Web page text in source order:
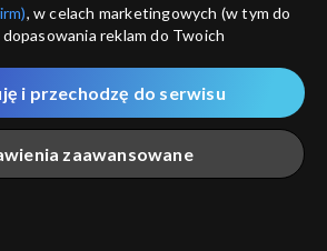
Okrasa łamie przepisy
Golonka inaczej
, w celach marketingowych (w tym do
reklam do Twoich
a także zgody na udostępnianie
PPID do Google.
zbierane podczas odwiedzania przez
serwisówzwanych dalej
zapisywane za pomocą
zaawansowane
i przechodzę do serwisu